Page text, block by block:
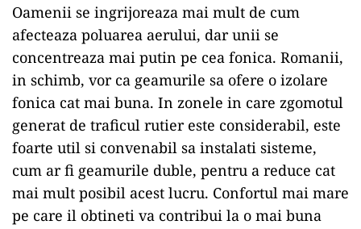
Oamenii se ingrijoreaza mai mult de cum
afecteaza poluarea aerului, dar unii se
concentreaza mai putin pe cea fonica. Romanii,
in schimb, vor ca geamurile sa ofere o izolare
fonica cat mai buna. In zonele in care zgomotul
generat de traficul rutier este considerabil, este
foarte util si convenabil sa instalati sisteme,
cum ar fi geamurile duble, pentru a reduce cat
mai mult posibil acest lucru. Confortul mai mare
pe care il obtineti va contribui la o mai buna